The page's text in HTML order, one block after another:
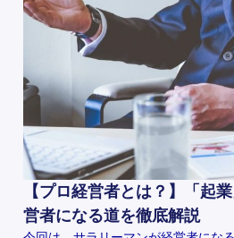
【プロ経営者とは？】「起
営者になる道を徹底解説